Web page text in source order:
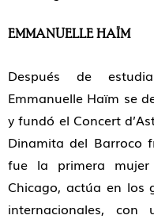
EMMANUELLE HAÏM
Después de
Emmanuelle Haïm se
y fundó el Concert
Dinamita del Barroco
fue la primera
Chicago, actúa en los
internacionales,